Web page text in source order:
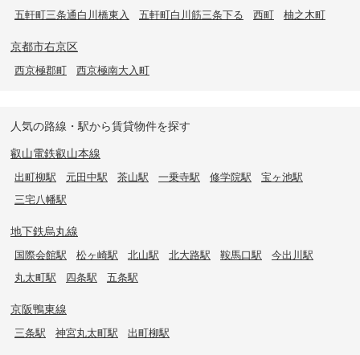
五軒町三条通白川橋東入
五軒町白川筋三条下る 西町 柚之木町
京都市右京区
西京極郡町 西京極南大入町
人気の路線・駅から賃貸物件を探す
叡山電鉄叡山本線
出町柳駅 元田中駅 茶山駅 一乗寺駅 修学院駅
宝ヶ池駅
三宅八幡駅
地下鉄烏丸線
国際会館駅 松ヶ崎駅 北山駅 北大路駅 鞍馬口駅
今出川駅
丸太町駅
四条駅 五条駅
京阪鴨東線
三条駅 神宮丸太町駅 出町柳駅